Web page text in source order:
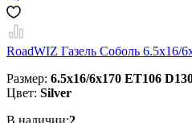
RoadWIZ Газель Соболь 6.5x16/
Размер: 6.5x16/6x170 ET106
Цвет: Silver
В наличии:2